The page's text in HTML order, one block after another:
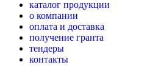
каталог продукции
о компании
оплата и доставка
получение гранта
тендеры
контакты